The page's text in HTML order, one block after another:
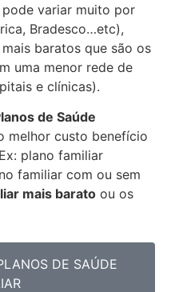
variar muito por
Bradesco…etc),
baratos que são os
uma menor rede de
e clínicas).
de Saúde
melhor custo benefício
plano familiar
familiar com ou sem
mais barato ou os
DE SAÚDE